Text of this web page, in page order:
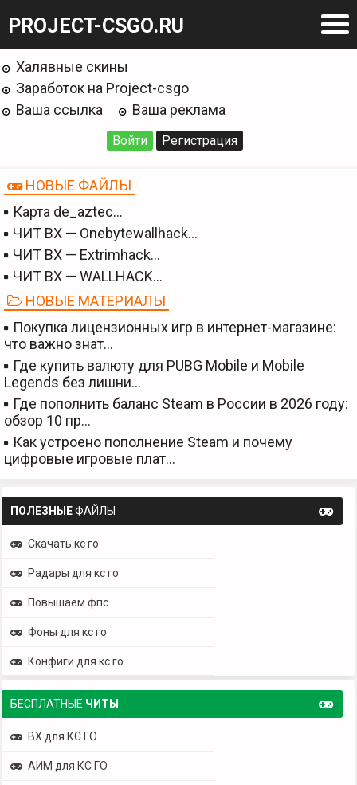
PROJECT-CSGO.RU
Халявные скины
Заработок на Project-csgo
Ваша ссылка
Ваша реклама
Войти Регистрация
НОВЫЕ ФАЙЛЫ
Карта de_aztec…
ЧИТ BX — Onebytewallhack…
ЧИТ BX — Extrimhack…
ЧИТ BX — WALLHACK…
НОВЫЕ МАТЕРИАЛЫ
Покупка лицензионных игр в интернет-магазине:
что важно знат…
Где купить валюту для PUBG Mobile и Mobile
Legends без лишни…
Где пополнить баланс Steam в России в 2026 году:
обзор 10 пр…
Как устроено пополнение Steam и почему
цифровые игровые плат…
ПОЛЕЗНЫЕФАЙЛЫ
Скачать кс го
Радары для кс го
Повышаем фпс
Фоны для кс го
Конфиги для кс го
БЕСПЛАТНЫЕ ЧИТЫ
ВХ для КС ГО
АИМ для КС ГО